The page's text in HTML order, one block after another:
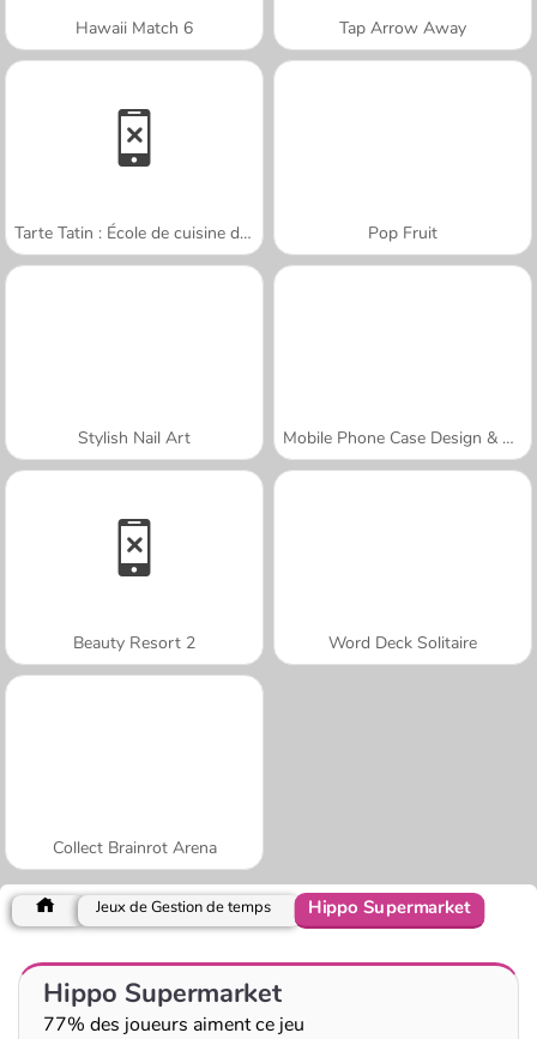
Hawaii Match 6 Tap Arrow Away
Tarte Tatin : École de cuisine de Sara Pop Fruit
Stylish Nail Art Mobile Phone Case Design & DIY
Beauty Resort 2 Word Deck Solitaire
Collect Brainrot Arena
Jeux de Gestion de temps Hippo Supermarket
Hippo Supermarket
77% des joueurs aiment ce jeu